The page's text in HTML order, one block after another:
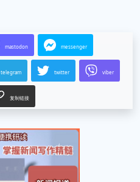
mastodon messenger
telegram twitter viber
复制链接